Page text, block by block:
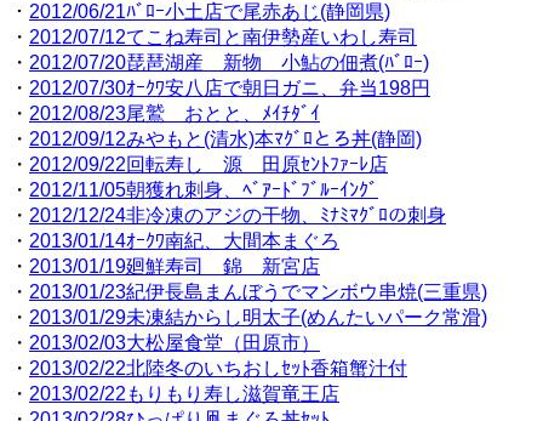
・ 2012/06/21ﾊﾞﾛｰ小土店で尾赤あじ(静岡県)
・ 2012/07/12てこね寿司と南伊勢産いわし寿司
・ 2012/07/20琵琶湖産 新物 小鮎の佃煮(ﾊﾞﾛｰ)
・ 2012/07/30ｵｰｸﾜ安八店で朝日ガニ、弁当198円
・ 2012/08/23尾鷲 おとと、ﾒｲﾁﾀﾞｲ
・ 2012/09/12みやもと(清水)本ﾏｸﾞﾛとろ丼(静岡)
・ 2012/09/22回転寿し 源 田原ｾﾝﾄﾌｧｰﾚ店
・ 2012/11/05朝獲れ刺身、ﾍﾞｱｰﾄﾞﾌﾞﾙｰｲﾝｸﾞ
・ 2012/12/24非冷凍のアジの干物、ﾐﾅﾐﾏｸﾞﾛの刺身
・ 2013/01/14ｵｰｸﾜ南紀、大間本まぐろ
・ 2013/01/19廻鮮寿司 錦 新宮店
・ 2013/01/23紀伊長島まんぼうでマンボウ串焼(三重県)
・ 2013/01/29未凍結からし明太子(めんたいパーク常滑)
・ 2013/02/03大松屋食堂（田原市）
・ 2013/02/22北陸冬のいちおしｾｯﾄ香箱蟹汁付
・ 2013/02/22もりもり寿し滋賀竜王店